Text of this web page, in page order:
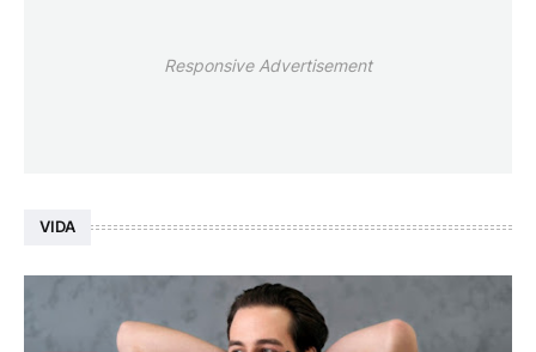
Responsive Advertisement
VIDA